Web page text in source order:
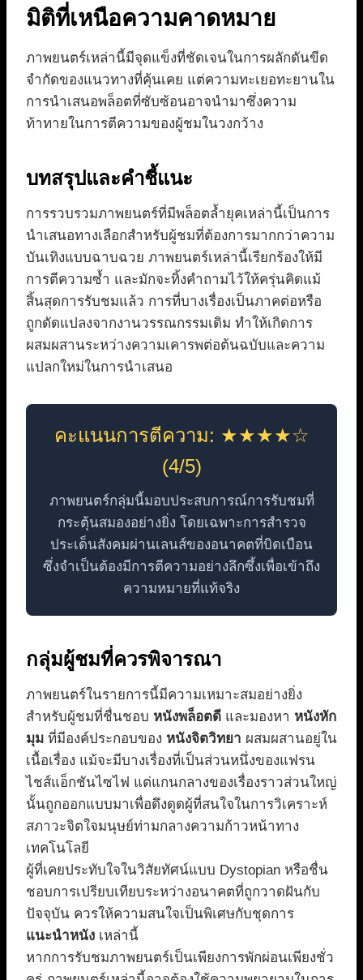
มิติที่เหนือความคาดหมาย
ภาพยนตร์เหล่านี้มีจุดแข็งที่ชัดเจนในการผลักดันขีด
จำกัดของแนวทางที่คุ้นเคย แต่ความทะเยอทะยานใน
การนำเสนอพล็อตที่ซับซ้อนอาจนำมาซึ่งความ
ท้าทายในการตีความของผู้ชมในวงกว้าง
บทสรุปและคำชี้แนะ
การรวบรวมภาพยนตร์ที่มีพล็อตล้ำยุคเหล่านี้เป็นการ
นำเสนอทางเลือกสำหรับผู้ชมที่ต้องการมากกว่าความ
บันเทิงแบบฉาบฉวย ภาพยนตร์เหล่านี้เรียกร้องให้มี
การตีความซ้ำ และมักจะทิ้งคำถามไว้ให้ครุ่นคิดแม้
สิ้นสุดการรับชมแล้ว การที่บางเรื่องเป็นภาคต่อหรือ
ถูกดัดแปลงจากงานวรรณกรรมเดิม ทำให้เกิดการ
ผสมผสานระหว่างความเคารพต่อต้นฉบับและความ
แปลกใหม่ในการนำเสนอ
คะแนนการตีความ: ★★★★☆
(4/5)
ภาพยนตร์กลุ่มนี้มอบประสบการณ์การรับชมที่
กระตุ้นสมองอย่างยิ่ง โดยเฉพาะการสำรวจ
ประเด็นสังคมผ่านเลนส์ของอนาคตที่บิดเบือน
ซึ่งจำเป็นต้องมีการตีความอย่างลึกซึ้งเพื่อเข้าถึง
ความหมายที่แท้จริง
กลุ่มผู้ชมที่ควรพิจารณา
ภาพยนตร์ในรายการนี้มีความเหมาะสมอย่างยิ่ง
สำหรับผู้ชมที่ชื่นชอบ หนังพล็อตดี และมองหา หนังหัก
มุม ที่มีองค์ประกอบของ หนังจิตวิทยา ผสมผสานอยู่ใน
เนื้อเรื่อง แม้จะมีบางเรื่องที่เป็นส่วนหนึ่งของแฟรน
ไชส์แอ็กชันไซไฟ แต่แกนกลางของเรื่องราวส่วนใหญ่
นั้นถูกออกแบบมาเพื่อดึงดูดผู้ที่สนใจในการวิเคราะห์
สภาวะจิตใจมนุษย์ท่ามกลางความก้าวหน้าทาง
เทคโนโลยี
ผู้ที่เคยประทับใจในวิสัยทัศน์แบบ Dystopian หรือชื่น
ชอบการเปรียบเทียบระหว่างอนาคตที่ถูกวาดฝันกับ
ปัจจุบัน ควรให้ความสนใจเป็นพิเศษกับชุดการ
แนะนำหนัง เหล่านี้
หากการรับชมภาพยนตร์เป็นเพียงการพักผ่อนเพียงชั่ว